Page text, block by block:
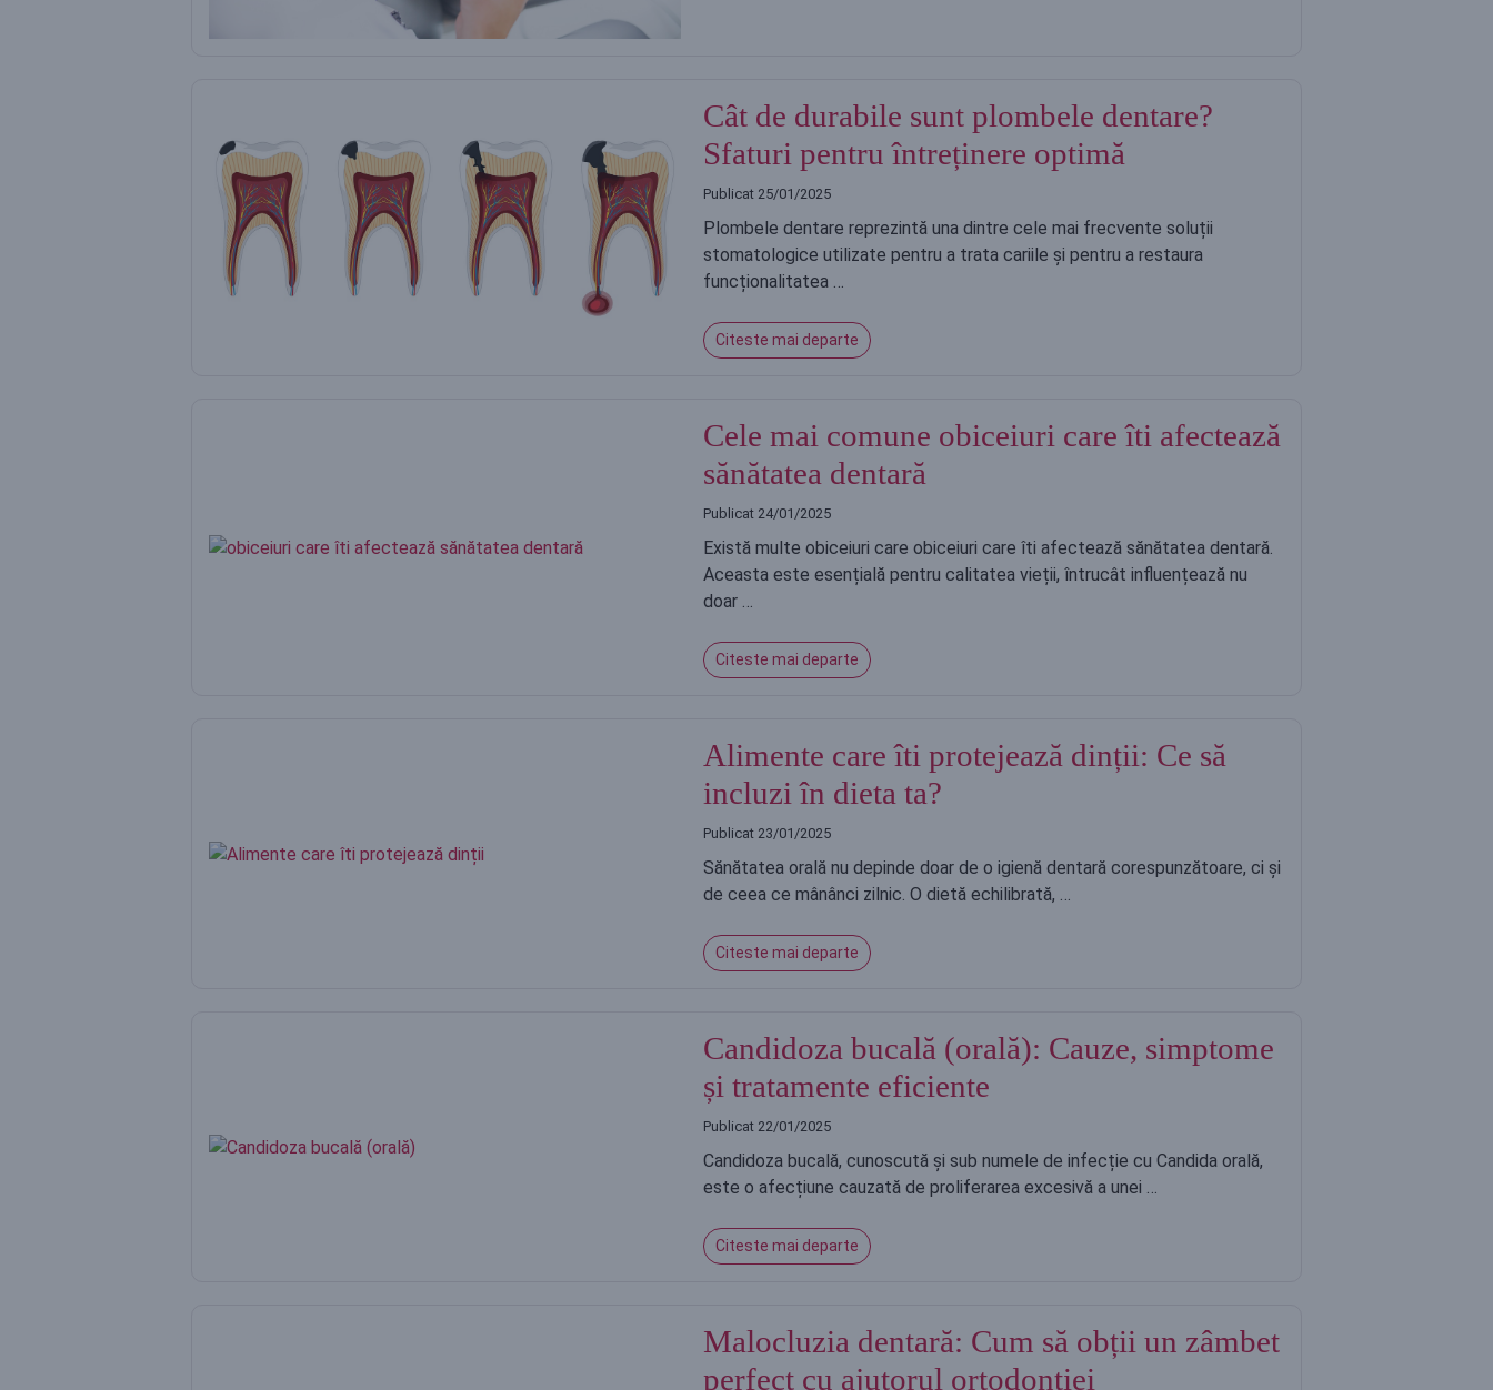
Cât de durabile sunt plombele dentare?
Sfaturi pentru întreținere optimă
Publicat 25/01/2025
Plombele dentare reprezintă una dintre cele mai frecvente soluții
stomatologice utilizate pentru a trata cariile și pentru a restaura
funcționalitatea …
Citeste mai departe
Cele mai comune obiceiuri care îti afectează
sănătatea dentară
Publicat 24/01/2025
Există multe obiceiuri care obiceiuri care îti afectează sănătatea dentară.
Aceasta este esențială pentru calitatea vieții, întrucât influențează nu
doar …
Citeste mai departe
Alimente care îti protejează dinții: Ce să
incluzi în dieta ta?
Publicat 23/01/2025
Sănătatea orală nu depinde doar de o igienă dentară corespunzătoare, ci și
de ceea ce mânânci zilnic. O dietă echilibrată, …
Citeste mai departe
Candidoza bucală (orală): Cauze, simptome
și tratamente eficiente
Publicat 22/01/2025
Candidoza bucală, cunoscută și sub numele de infecție cu Candida orală,
este o afecțiune cauzată de proliferarea excesivă a unei …
Citeste mai departe
Malocluzia dentară: Cum să obții un zâmbet
perfect cu ajutorul ortodonției